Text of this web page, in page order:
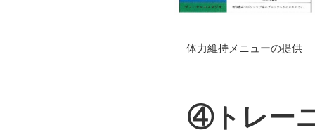
体力維持メニューの提供
④トレー